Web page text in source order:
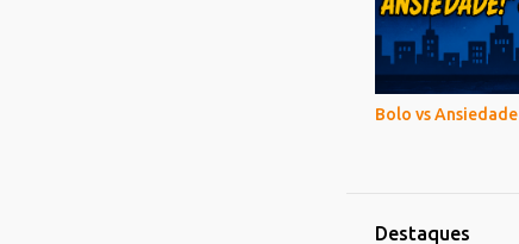
Bolo vs Ansiedade
Destaques